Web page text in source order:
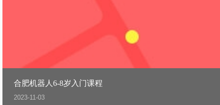
合肥机器人6-8岁入门课程
2023-11-03